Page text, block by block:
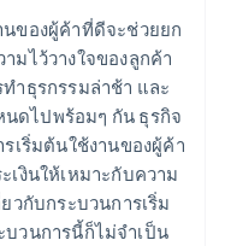
ของผู้ค้าที่ดีจะช่วยยก
มไว้วางใจของลูกค้า
ำธุรกรรมล่าช้า และ
ดไปพร้อมๆ กัน ธุรกิจ
เริ่มต้นใช้งานของผู้ค้า
เงินให้เหมาะกับความ
วกับกระบวนการเริ่ม
วนการนี้ก็ไม่จำเป็น